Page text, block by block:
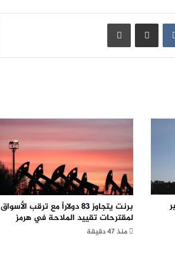
مشاركة عبر البريد طباعة
برنت يتجاوز 83 دولاراً مع ترقب الأسواق
لمقترحات تقييد الملاحة في هرمز
منذ 47 دقيقة